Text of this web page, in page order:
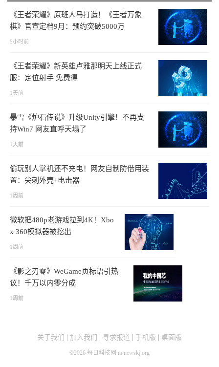
《王者荣耀》原班人马打造！《王者万象
棋》官宣定档9月：预约突破5000万
5小时前
《王者荣耀》新英雄卢雅那明天上线正式
服：定位射手 免费得
1天前
暴雪《炉石传说》升级Unity引擎！不再支
持Win7 网友直呼天塌了
1天前
偷玩别人掌机还不充电！网友自制防借用装
置：尖刺外壳+电击器
1周前
微软把480p老游戏拉到4K！Xbo
x 360模拟器被挖出
1周前
《影之刃零》WeGame页标语引热
议！千万以内零分成
1周前
关于我们 加入我们 寻求报道 手机版 桌面版
©2026 每日科技网 m.newskj.org